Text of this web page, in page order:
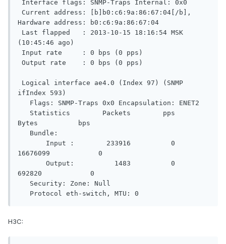
Hardware address: b0:c6:9a:86:67:04
(10:45:46 ago)
ifIndex 593)
Bytes          bps
16676099            0
692820            0
   Protocol eth-switch, MTU: 0
H3C: